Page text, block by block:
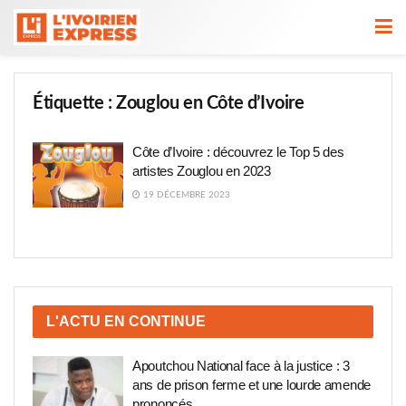
Étiquette :Zouglou en Côte d’Ivoire
Côte d’Ivoire : découvrez le Top 5 des
artistes Zouglou en 2023
19 DÉCEMBRE 2023
L'ACTU EN CONTINUE
Apoutchou National face à la justice : 3
ans de prison ferme et une lourde amende